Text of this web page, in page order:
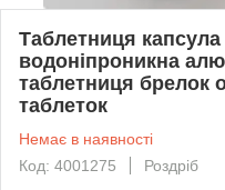
Таблетниця
водоніпроникна
таблетниця брелок
таблеток
Немає в наявності
Код: 4001275
Роздріб